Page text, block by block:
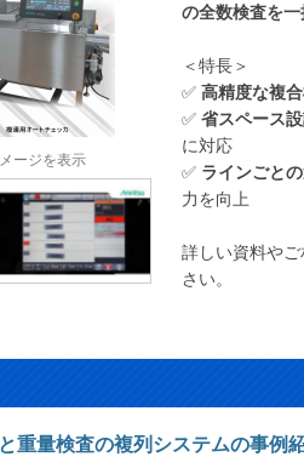
ージを表示
の全数検査を
＜特長＞
✅ 高精度な複
✅ 省スペース
に対応
✅ ラインごと
力を向上
詳しい資料や
さい。
重量検査の複列システムの事例